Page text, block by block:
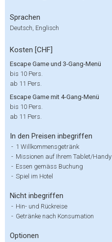
Sprachen
Deutsch, Englisch
Kosten [CHF]
Escape Game und 3-Gang-Menü
bis 10 Pers.
ab 11 Pers.
Escape Game mit 4-Gang-Menü
bis 10 Pers.
ab 11 Pers.
In den Preisen inbegriffen
- 1 Willkommensgetränk
- Missionen auf Ihrem Tablet/Handy
- Essen gemäss Buchung
- Spiel im Hotel
Nicht inbegriffen
- Hin- und Rückreise
- Getränke nach Konsumation
Optionen